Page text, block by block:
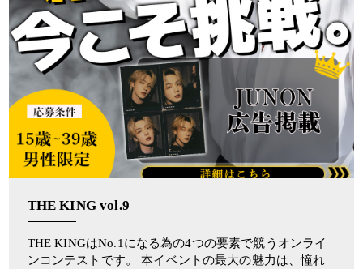
THE KING vol.9
THE KINGはNo.1になる為の4つの要素で競うオンライ
ンコンテストです。 本イベントの最大の魅力は、憧れ